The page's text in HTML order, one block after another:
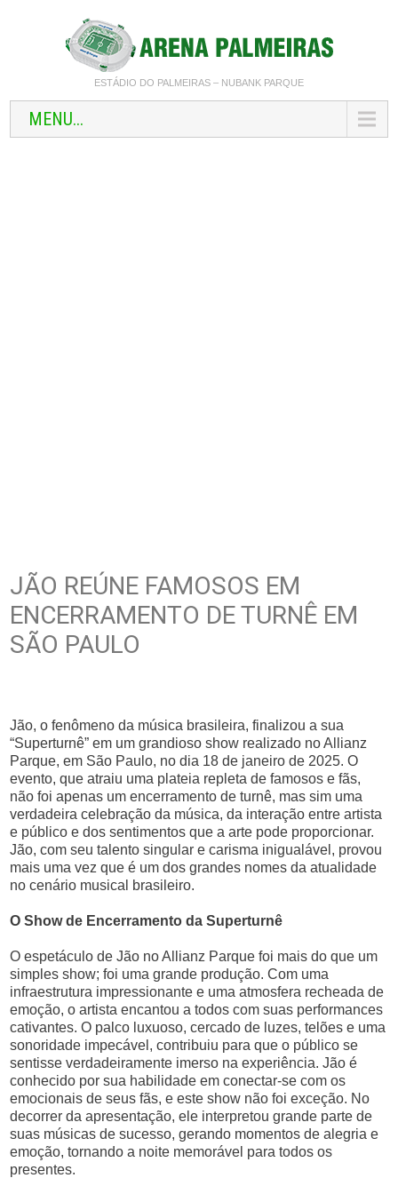
ESTÁDIO DO PALMEIRAS – NUBANK PARQUE
MENU...
JÃO REÚNE FAMOSOS EM
ENCERRAMENTO DE TURNÊ EM
SÃO PAULO
Jão, o fenômeno da música brasileira, finalizou a sua
“Superturnê” em um grandioso show realizado no Allianz
Parque, em São Paulo, no dia 18 de janeiro de 2025. O
evento, que atraiu uma plateia repleta de famosos e fãs,
não foi apenas um encerramento de turnê, mas sim uma
verdadeira celebração da música, da interação entre artista
e público e dos sentimentos que a arte pode proporcionar.
Jão, com seu talento singular e carisma inigualável, provou
mais uma vez que é um dos grandes nomes da atualidade
no cenário musical brasileiro.
O Show de Encerramento da Superturnê
O espetáculo de Jão no Allianz Parque foi mais do que um
simples show; foi uma grande produção. Com uma
infraestrutura impressionante e uma atmosfera recheada de
emoção, o artista encantou a todos com suas performances
cativantes. O palco luxuoso, cercado de luzes, telões e uma
sonoridade impecável, contribuiu para que o público se
sentisse verdadeiramente imerso na experiência. Jão é
conhecido por sua habilidade em conectar-se com os
emocionais de seus fãs, e este show não foi exceção. No
decorrer da apresentação, ele interpretou grande parte de
suas músicas de sucesso, gerando momentos de alegria e
emoção, tornando a noite memorável para todos os
presentes.